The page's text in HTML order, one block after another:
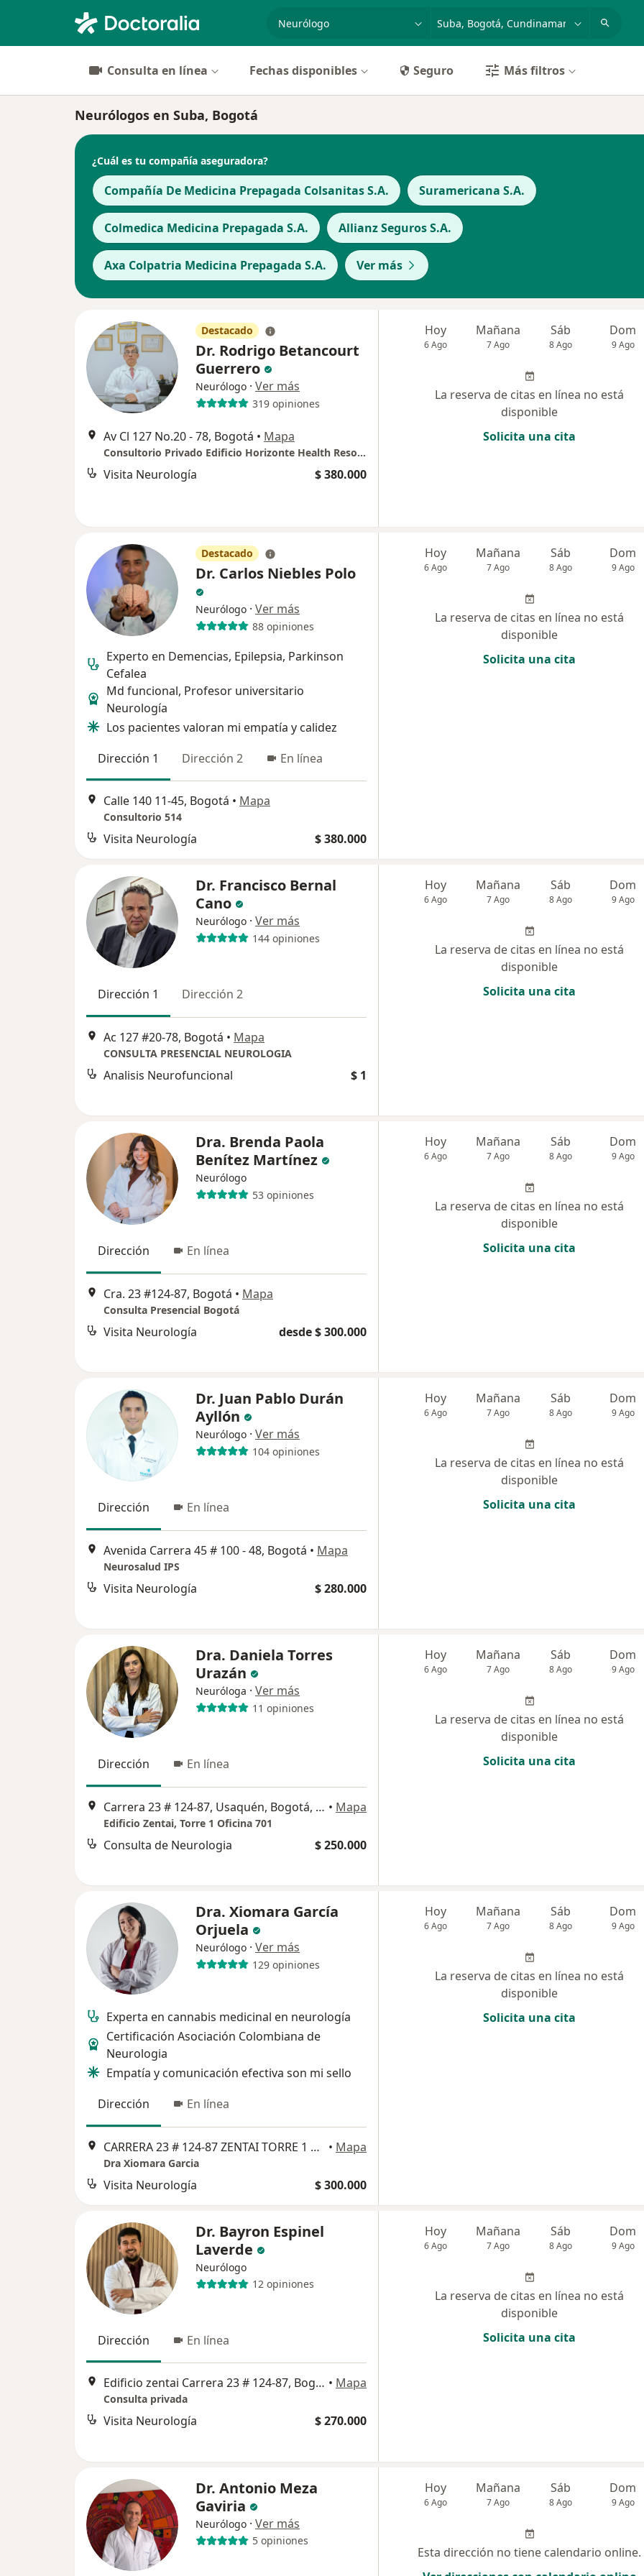
especialidad, enfermedad o nombrep. ej. Bogotá
Consulta en línea Fechas disponibles Seguro Más filtros
Neurólogos en Suba, Bogotá
¿Cuál es tu compañía aseguradora?
Compañía De Medicina Prepagada Colsanitas S.A. Suramericana S.A.
Colmedica Medicina Prepagada S.A. Allianz Seguros S.A.
Axa Colpatria Medicina Prepagada S.A. Ver más
Destacado
Dr. Rodrigo Betancourt
Guerrero
Neurólogo · Ver más
319 opiniones
Av Cl 127 No.20 - 78, Bogotá • Mapa
Consultorio Privado Edificio Horizonte Health Resources
Visita Neurología $ 380.000
Hoy
6 Ago
Mañana
7 Ago
Sáb
8 Ago
Dom
9 Ago
La reserva de citas en línea no está
disponible
Solicita una cita
Destacado
Dr. Carlos Niebles Polo
Neurólogo · Ver más
88 opiniones
Experto en Demencias, Epilepsia, Parkinson
Cefalea
Md funcional, Profesor universitario
Neurología
Los pacientes valoran mi empatía y calidez
Dirección 1
Dirección 2 En línea
Calle 140 11-45, Bogotá • Mapa
Consultorio 514
Visita Neurología $ 380.000
Hoy
6 Ago
Mañana
7 Ago
Sáb
8 Ago
Dom
9 Ago
La reserva de citas en línea no está
disponible
Solicita una cita
Dr. Francisco Bernal
Cano
Neurólogo · Ver más
144 opiniones
Dirección 1 Dirección 2
Ac 127 #20-78, Bogotá • Mapa
CONSULTA PRESENCIAL NEUROLOGIA
Analisis Neurofuncional $ 1
Hoy
6 Ago
Mañana
7 Ago
Sáb
8 Ago
Dom
9 Ago
La reserva de citas en línea no está
disponible
Solicita una cita
Dra. Brenda Paola
Benítez Martínez
Neurólogo
53 opiniones
Dirección En línea
Cra. 23 #124-87, Bogotá • Mapa
Consulta Presencial Bogotá
Visita Neurología desde $ 300.000
Hoy
6 Ago
Mañana
7 Ago
Sáb
8 Ago
Dom
9 Ago
La reserva de citas en línea no está
disponible
Solicita una cita
Dr. Juan Pablo Durán
Ayllón
Neurólogo · Ver más
104 opiniones
Dirección En línea
Avenida Carrera 45 # 100 - 48, Bogotá • Mapa
Neurosalud IPS
Visita Neurología $ 280.000
Hoy
6 Ago
Mañana
7 Ago
Sáb
8 Ago
Dom
9 Ago
La reserva de citas en línea no está
disponible
Solicita una cita
Dra. Daniela Torres
Urazán
Neuróloga · Ver más
11 opiniones
Dirección En línea
Carrera 23 # 124-87, Usaquén, Bogotá, Bogotá • Mapa
Edificio Zentai, Torre 1 Oficina 701
Consulta de Neurologia $ 250.000
Hoy
6 Ago
Mañana
7 Ago
Sáb
8 Ago
Dom
9 Ago
La reserva de citas en línea no está
disponible
Solicita una cita
Dra. Xiomara García
Orjuela
Neurólogo · Ver más
129 opiniones
Experta en cannabis medicinal en neurología
Certificación Asociación Colombiana de
Neurologia
Empatía y comunicación efectiva son mi sello
Dirección
En línea
CARRERA 23 # 124-87 ZENTAI TORRE 1 OFICINA 701, Bogotá • Mapa
Dra Xiomara Garcia
Visita Neurología $ 300.000
Hoy
6 Ago
Mañana
7 Ago
Sáb
8 Ago
Dom
9 Ago
La reserva de citas en línea no está
disponible
Solicita una cita
Dr. Bayron Espinel
Laverde
Neurólogo
12 opiniones
Dirección En línea
Edificio zentai Carrera 23 # 124-87, Bogotá • Mapa
Consulta privada
Visita Neurología $ 270.000
Hoy
6 Ago
Mañana
7 Ago
Sáb
8 Ago
Dom
9 Ago
La reserva de citas en línea no está
disponible
Solicita una cita
Dr. Antonio Meza
Gaviria
Neurólogo · Ver más
5 opiniones
Hoy
6 Ago
Mañana
7 Ago
Sáb
8 Ago
Dom
9 Ago
Esta dirección no tiene calendario online.